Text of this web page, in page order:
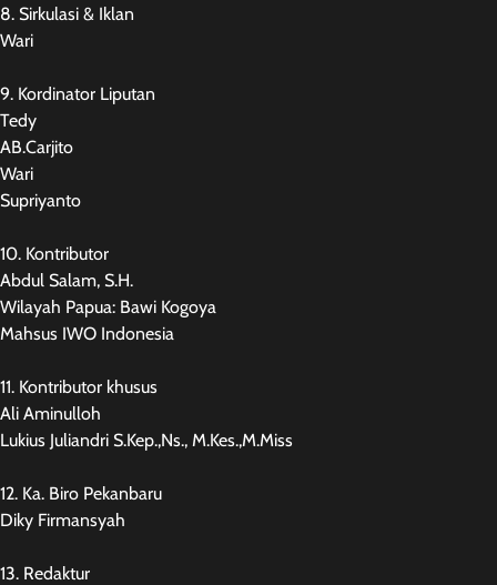
8. Sirkulasi & Iklan
Wari
9. Kordinator Liputan
Tedy
AB.Carjito
Wari
Supriyanto
10. Kontributor
Abdul Salam, S.H.
Wilayah Papua: Bawi Kogoya
Mahsus IWO Indonesia
11. Kontributor khusus
Ali Aminulloh
Lukius Juliandri S.Kep.,Ns., M.Kes.,M.Miss
12. Ka. Biro Pekanbaru
Diky Firmansyah
13. Redaktur